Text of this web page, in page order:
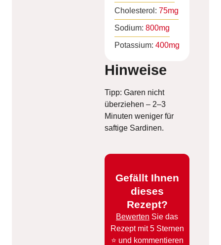
Cholesterol: 75mg
Sodium: 800mg
Potassium: 400mg
Hinweise
Tipp: Garen nicht
überziehen – 2–3
Minuten weniger für
saftige Sardinen.
Gefällt Ihnen
dieses
Rezept?
Bewerten Sie das
Rezept mit 5 Sternen
⭐️ und kommentieren